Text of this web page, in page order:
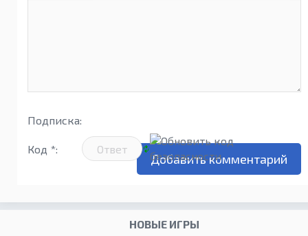
Подписка:
Код *:
НОВЫЕ ИГРЫ